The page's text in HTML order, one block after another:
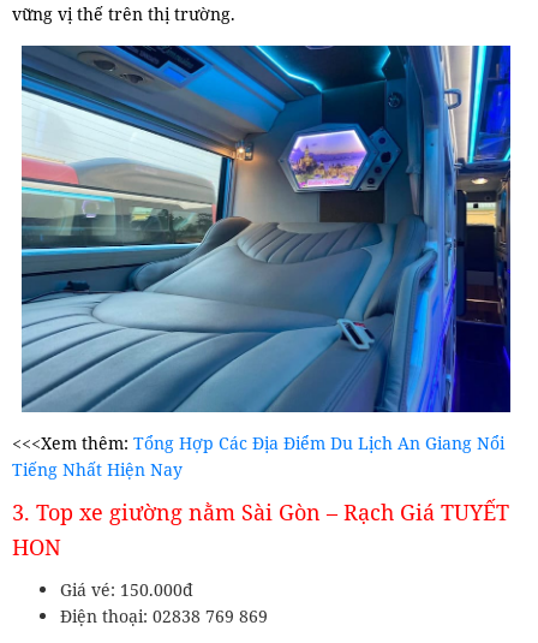
vững vị thế trên thị trường.
<<<Xem thêm: Tổng Hợp Các Địa Điểm Du Lịch An Giang Nổi
Tiếng Nhất Hiện Nay
3. Top xe giường nằm Sài Gòn – Rạch Giá TUYẾT
HON
Giá vé: 150.000đ
Điện thoại: 02838 769 869